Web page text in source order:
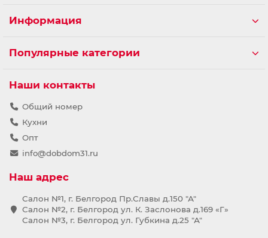
Информация
Популярные категории
Наши контакты
Общий номер
Кухни
Опт
info@dobdom31.ru
Наш адрес
Салон №1, г. Белгород Пр.Славы д.150 "А"
Салон №2, г. Белгород ул. К. Заслонова д.169 «Г»
Салон №3, г. Белгород ул. Губкина д.25 "А"